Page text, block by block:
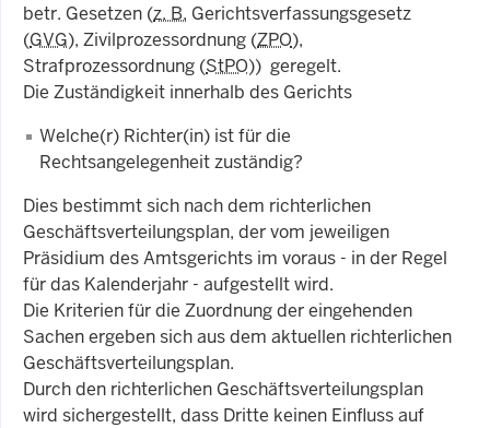
betr. Gesetzen (z. B. Gerichtsverfassungsgesetz
(GVG), Zivilprozessordnung (ZPO),
Strafprozessordnung (StPO)) geregelt.
Die Zuständigkeit innerhalb des Gerichts
Welche(r) Richter(in) ist für die
Rechtsangelegenheit zuständig?
Dies bestimmt sich nach dem richterlichen
Geschäftsverteilungsplan, der vom jeweiligen
Präsidium des Amtsgerichts im voraus - in der Regel
für das Kalenderjahr - aufgestellt wird.
Die Kriterien für die Zuordnung der eingehenden
Sachen ergeben sich aus dem aktuellen richterlichen
Geschäftsverteilungsplan.
Durch den richterlichen Geschäftsverteilungsplan
wird sichergestellt, dass Dritte keinen Einfluss auf